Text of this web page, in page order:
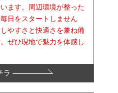
ます。周辺環境が整った
日をスタートしません
やすさと快適さを兼ね備
ぜひ現地で魅力を体感し
ラ